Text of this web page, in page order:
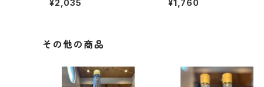
広島市黒瀬町）
¥2,035
新潟県糸魚川市新鉄）
¥1,760
その他の商品